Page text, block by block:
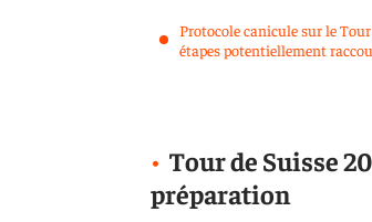
Protocole canicule sur le Tour
étapes potentiellement
Tour de Suisse
préparation